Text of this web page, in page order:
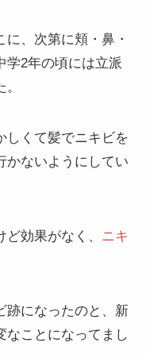
、次第に頬・鼻・
学2年の頃には立派
しくて髪でニキビを
かないようにしてい
効果がなく、 ニキ
跡になったのと、新
なことになってまし